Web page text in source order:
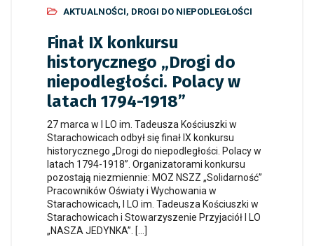
AKTUALNOŚCI, DROGI DO NIEPODLEGŁOŚCI
Finał IX konkursu
historycznego „Drogi do
niepodległości. Polacy w
latach 1794-1918”
27 marca w I LO im. Tadeusza Kościuszki w
Starachowicach odbył się finał IX konkursu
historycznego „Drogi do niepodległości. Polacy w
latach 1794-1918”. Organizatorami konkursu
pozostają niezmiennie: MOZ NSZZ „Solidarność”
Pracowników Oświaty i Wychowania w
Starachowicach, I LO im. Tadeusza Kościuszki w
Starachowicach i Stowarzyszenie Przyjaciół I LO
„NASZA JEDYNKA”. […]